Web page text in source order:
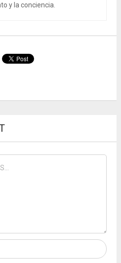
y la conciencia.